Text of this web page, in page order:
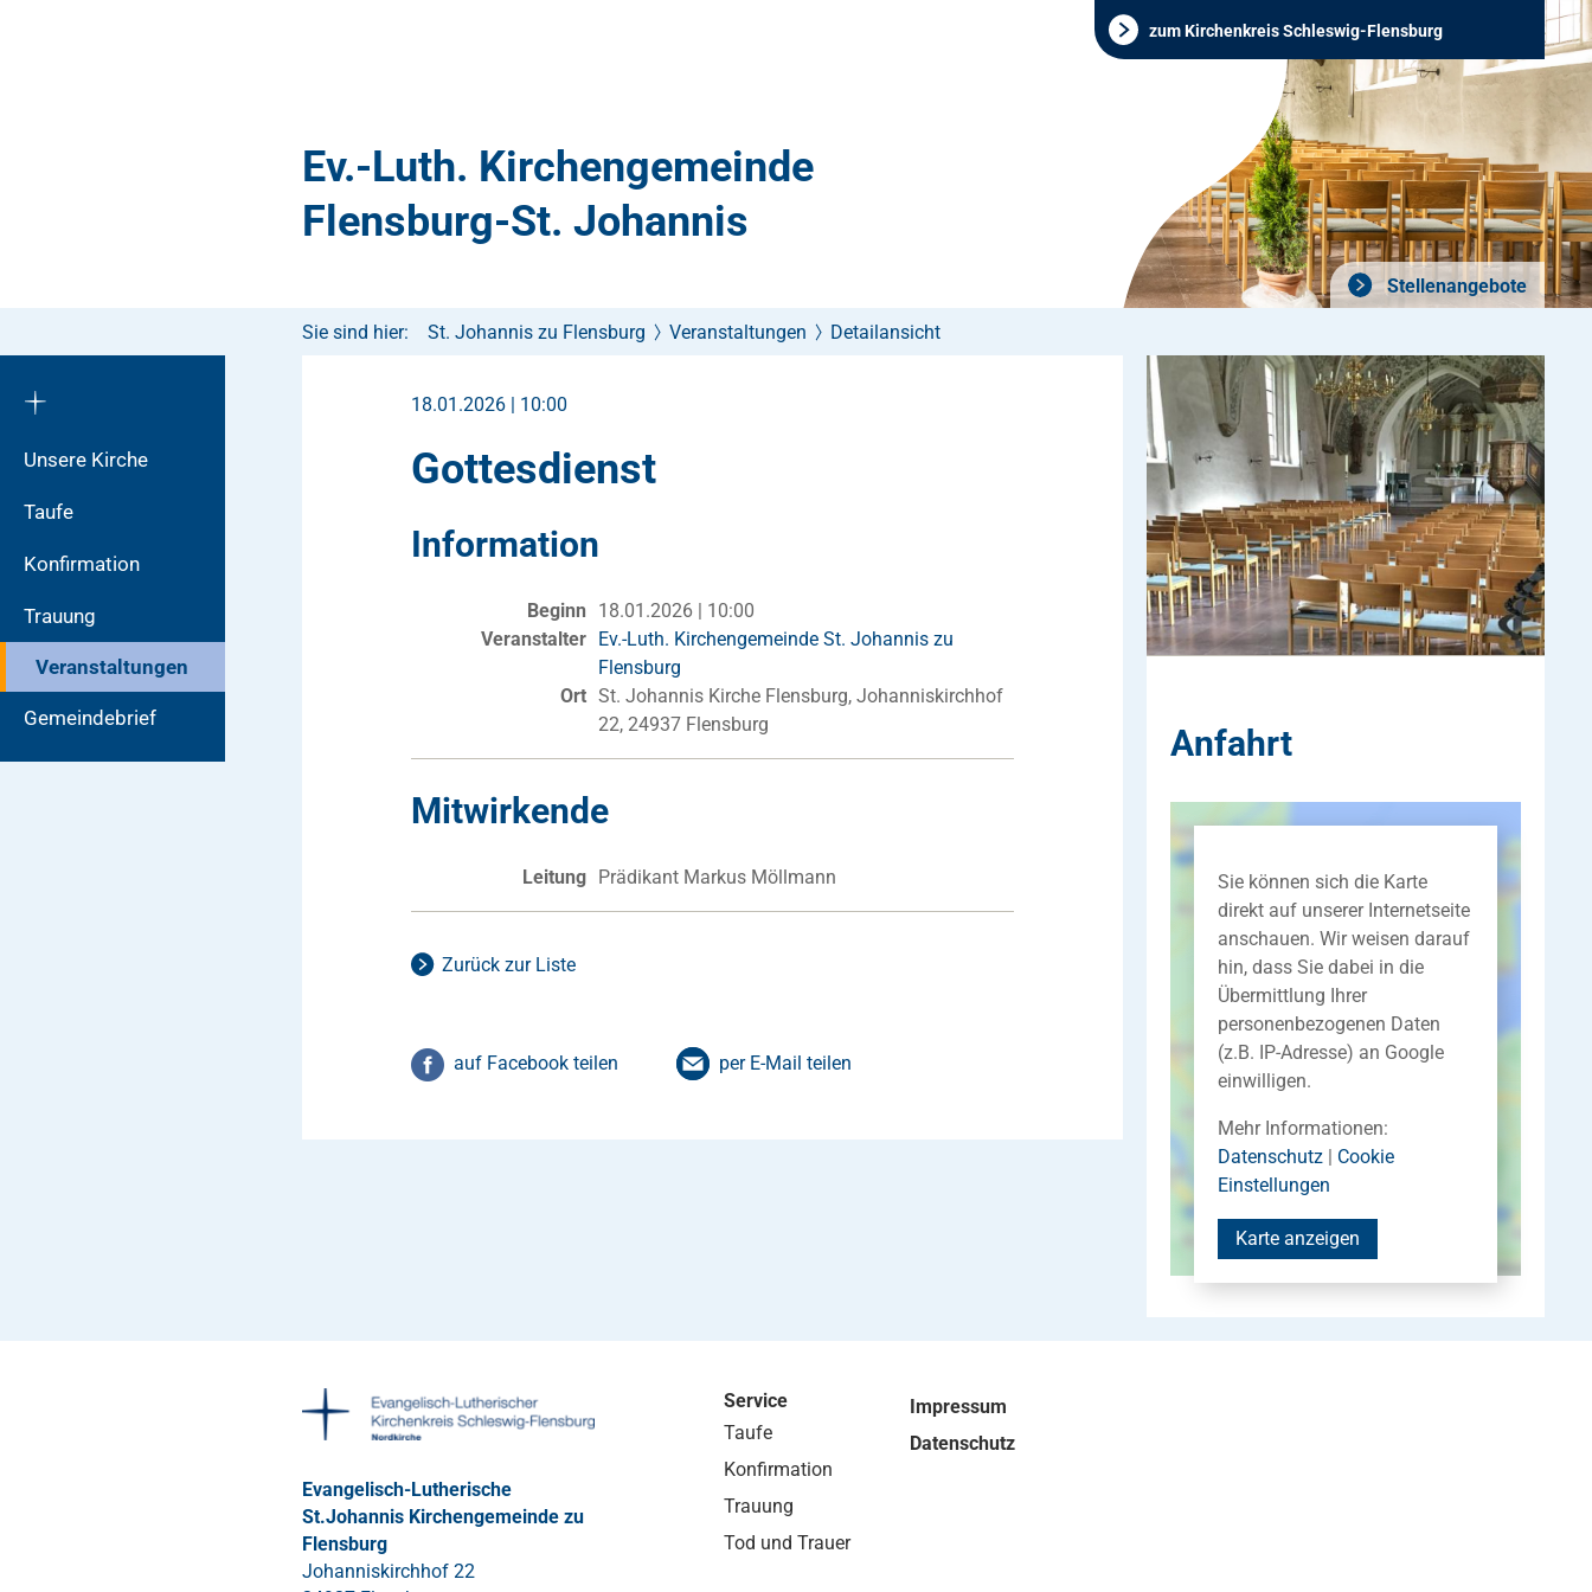
zum Kirchenkreis Schleswig-Flensburg
Ev.-Luth. Kirchengemeinde
Flensburg-St. Johannis
Stellenangebote
Unsere Kirche
Taufe
Konfirmation
Trauung
Veranstaltungen
Gemeindebrief
Sie sind hier: St. Johannis zu Flensburg Veranstaltungen Detailansicht
18.01.2026 | 10:00
Gottesdienst
Information
Beginn
18.01.2026 | 10:00
Veranstalter Ev.-Luth. Kirchengemeinde St. Johannis zu
Flensburg
Ort St. Johannis Kirche Flensburg, Johanniskirchhof
22, 24937 Flensburg
Mitwirkende
Leitung Prädikant Markus Möllmann
Zurück zur Liste
auf Facebook teilen per E-Mail teilen
Anfahrt
Sie können sich die Karte
direkt auf unserer Internetseite
anschauen. Wir weisen darauf
hin, dass Sie dabei in die
Übermittlung Ihrer
personenbezogenen Daten
(z.B. IP-Adresse) an Google
einwilligen.
Mehr Informationen:
Datenschutz| Cookie
Einstellungen
Karte anzeigen
Evangelisch-Lutherische
St.Johannis Kirchengemeinde zu
Flensburg
Johanniskirchhof 22
Service
Taufe
Konfirmation
Trauung
Tod und Trauer
Impressum
Datenschutz